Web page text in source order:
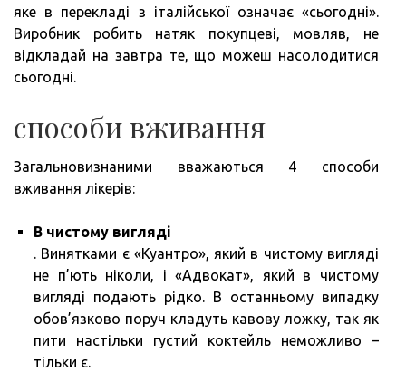
яке в перекладі з італійської означає «сьогодні».
Виробник робить натяк покупцеві, мовляв, не
відкладай на завтра те, що можеш насолодитися
сьогодні.
способи вживання
Загальновизнаними вважаються 4 способи
вживання лікерів:
В чистому вигляді
. Винятками є «Куантро», який в чистому вигляді
не п’ють ніколи, і «Адвокат», який в чистому
вигляді подають рідко. В останньому випадку
обов’язково поруч кладуть кавову ложку, так як
пити настільки густий коктейль неможливо –
тільки є.